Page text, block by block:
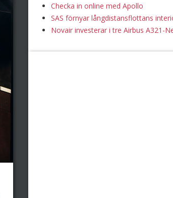
Checka in online med Apollo
SAS förnyar långdistansflottans
Novair investerar i tre Airbus A321-